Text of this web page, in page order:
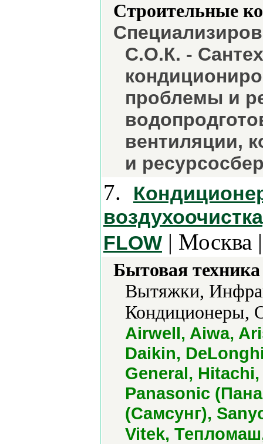
Строительные
С.О.К. -
проблемы и
вентиляции,
и
7.
FLOW | Москва
Бытовая
Вытяжки,
Кондиционеры,
Airwell, Aiwa,
Daikin,
General,
Panasonic
(Самсунг),
Vitek,